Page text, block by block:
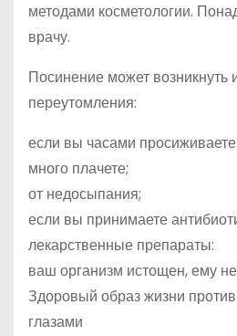
методами косметологии.
врачу.
Посинение может возникнуть
переутомления:
если вы часами
много плачете;
от недосыпания;
если вы принимаете
лекарственные препараты:
ваш организм истощен, ему
Здоровый образ жизни
глазами